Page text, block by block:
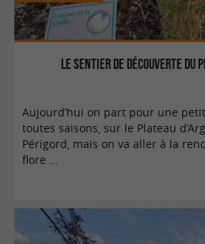
Le Sentier de découverte du
Aujourd’hui on part pour une
toutes saisons, sur le Plateau
Périgord, mais on va aller à la
flore ...